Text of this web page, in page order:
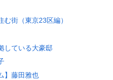
街（東京23区編）
している大豪邸
】藤田雅也